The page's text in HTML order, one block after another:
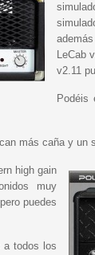
LeCab
v2.11
Podéis
más caña y un
high gain
muy
puedes
a todos los